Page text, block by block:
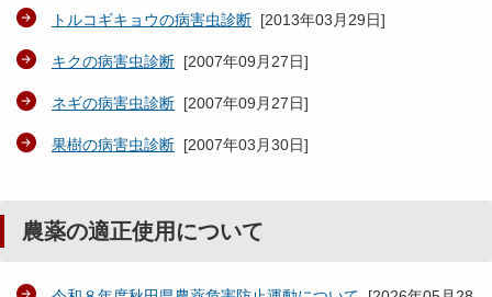
トルコギキョウの病害虫診断 [2013年03月29日]
キクの病害虫診断 [2007年09月27日]
ネギの病害虫診断 [2007年09月27日]
果樹の病害虫診断 [2007年03月30日]
農薬の適正使用について